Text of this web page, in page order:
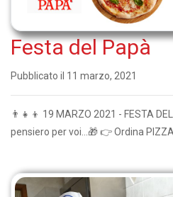
Festa del Papà
Pubblicato il 11 marzo, 2021
👨‍👧‍👦 19 MARZO 2021 - FESTA
pensiero per voi...🎁 👉 Ordina PIZZA